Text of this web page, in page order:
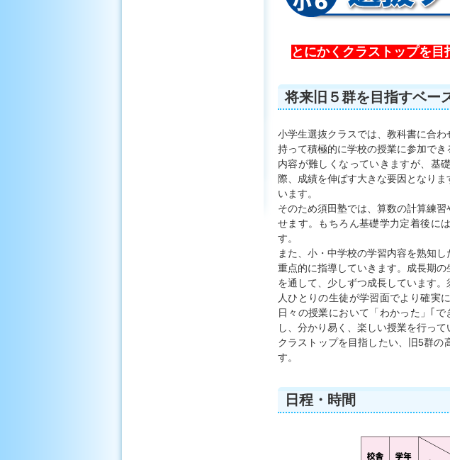
とにかくクラストップを目
将来旧５群を目指すベー
小学生選抜クラスでは、教科書に合
持って積極的に学校の授業に参加で
内容が難しくなっていきますが、基
際、成績を伸ばす大きな要因となり
います。
そのため須田塾では、算数の計算練
せます。もちろん基礎学力定着後に
す。
また、小・中学校の学習内容を熟知
重点的に指導していきます。成長期
を通して、少しずつ成長しています
人ひとりの生徒が学習面でより確実
日々の授業において「わかった」｢
し、分かり易く、楽しい授業を行って
クラストップを目指したい、旧5群
す。
日程・時間